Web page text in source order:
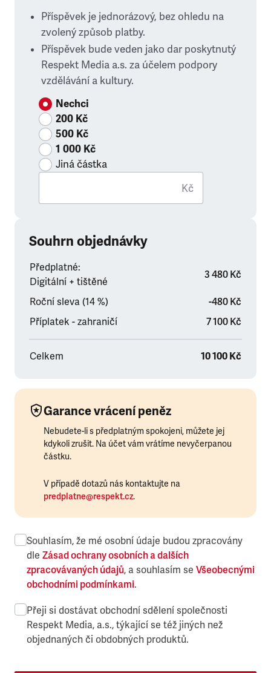
Příspěvek je jednorázový, bez ohledu na
zvolený způsob platby.
Příspěvek bude veden jako dar poskytnutý
Respekt Media a.s. za účelem podpory
vzdělávání a kultury.
Nechci
200 Kč
500 Kč
1 000 Kč
Jiná částka
Kč
Souhrn objednávky
Předplatné:
Digitální + tištěné
3 480 Kč
Roční sleva (14 %)
-480 Kč
Příplatek - zahraničí
7 100 Kč
Celkem 10 100 Kč
Garance vrácení peněz
Nebudete-li s předplatným spokojeni, můžete jej
kdykoli zrušit. Na účet vám vrátíme nevyčerpanou
částku.
V případě dotazů nás kontaktujte na
predplatne@respekt.cz.
Souhlasím, že mé osobní údaje budou zpracovány
dle Zásad ochrany osobních a dalších
zpracovávaných údajů, a souhlasím se Všeobecnými
obchodními podmínkami.
Přeji si dostávat obchodní sdělení společnosti
Respekt Media, a.s., týkající se též jiných než
objednaných či obdobných produktů.